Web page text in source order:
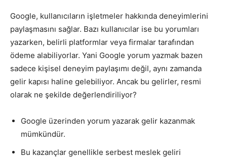
Google, kullanıcıların işletmeler hakkında deneyimlerini
paylaşmasını sağlar. Bazı kullanıcılar ise bu yorumları
yazarken, belirli platformlar veya firmalar tarafından
ödeme alabiliyorlar. Yani Google yorum yazmak bazen
sadece kişisel deneyim paylaşımı değil, aynı zamanda
gelir kapısı haline gelebiliyor. Ancak bu gelirler, resmi
olarak ne şekilde değerlendiriliyor?
Google üzerinden yorum yazarak gelir kazanmak
mümkündür.
Bu kazançlar genellikle serbest meslek geliri